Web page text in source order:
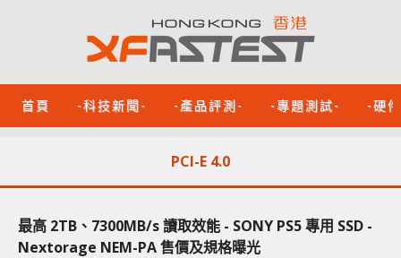
首頁 -科技新聞- -產品評測- -專題測試- -硬
PCI-E 4.0
最高 2TB、7300MB/s 讀取效能 - SONY PS5 專用 SSD -
Nextorage NEM-PA 售價及規格曝光